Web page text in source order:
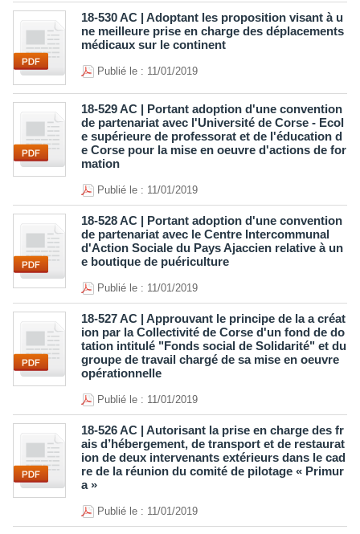
18-530 AC | Adoptant les proposition visant à u
ne meilleure prise en charge des déplacements
médicaux sur le continent
Publié le : 11/01/2019
18-529 AC | Portant adoption d'une convention
de partenariat avec l'Université de Corse - Ecol
e supérieure de professorat et de l'éducation d
e Corse pour la mise en oeuvre d'actions de for
mation
Publié le : 11/01/2019
18-528 AC | Portant adoption d'une convention
de partenariat avec le Centre Intercommunal
d'Action Sociale du Pays Ajaccien relative à un
e boutique de puériculture
Publié le : 11/01/2019
18-527 AC | Approuvant le principe de la a créat
ion par la Collectivité de Corse d'un fond de do
tation intitulé "Fonds social de Solidarité" et du
groupe de travail chargé de sa mise en oeuvre
opérationnelle
Publié le : 11/01/2019
18-526 AC | Autorisant la prise en charge des fr
ais d’hébergement, de transport et de restaurat
ion de deux intervenants extérieurs dans le cad
re de la réunion du comité de pilotage « Primur
a »
Publié le : 11/01/2019